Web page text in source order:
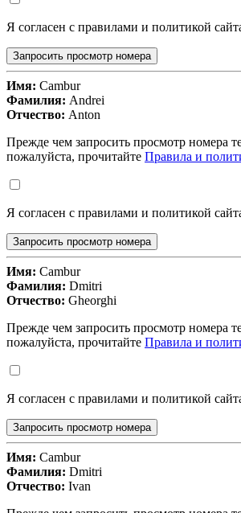
Я согласен с правилами и политикой
Запросить просмотр номера
Имя: Cambur
Фамилия: Andrei
Отчество: Anton
Прежде чем запросить просмотр номера
пожалуйста, прочитайте Правила и
Я согласен с правилами и политикой
Запросить просмотр номера
Имя: Cambur
Фамилия: Dmitri
Отчество: Gheorghi
Прежде чем запросить просмотр номера
пожалуйста, прочитайте Правила и
Я согласен с правилами и политикой
Запросить просмотр номера
Имя: Cambur
Фамилия: Dmitri
Отчество: Ivan